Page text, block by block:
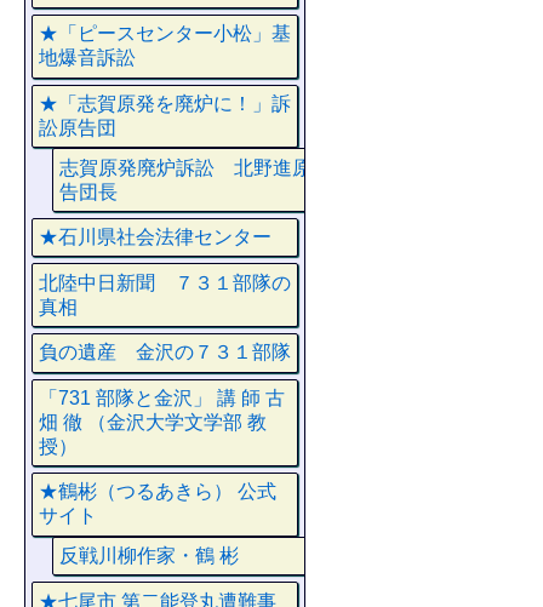
★「ピースセンター小松」基
地爆音訴訟
★「志賀原発を廃炉に！」訴
訟原告団
志賀原発廃炉訴訟 北野進原
告団長
★石川県社会法律センター
北陸中日新聞 ７３１部隊の
真相
負の遺産 金沢の７３１部隊
「731 部隊と金沢」 講 師 古
畑 徹 （金沢大学文学部 教
授）
★鶴彬（つるあきら） 公式
サイト
反戦川柳作家・鶴 彬
★七尾市 第二能登丸遭難事